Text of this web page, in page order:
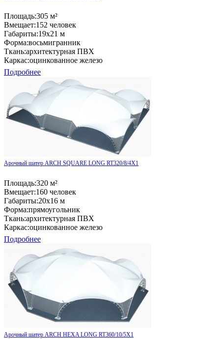
Площадь:305 м²
Вмещает:152 человек
Габариты:19x21 м
Форма:восьмигранник
Ткань:архитектурная ПВХ
Каркас:оцинкованное железо
Подробнее
Арочный шатер ARCH SQUARE LONG RT320/8/4X1
Площадь:320 м²
Вмещает:160 человек
Габариты:20x16 м
Форма:прямоугольник
Ткань:архитектурная ПВХ
Каркас:оцинкованное железо
Подробнее
Арочный шатер ARCH HEXA LONG RT360/10/5X1